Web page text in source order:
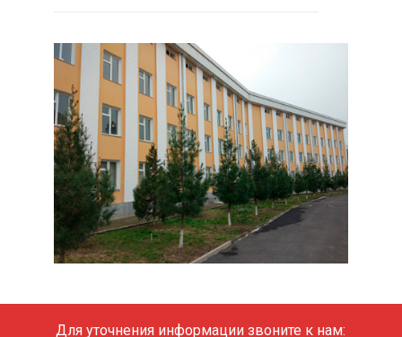
Для уточнения информации звоните к нам: